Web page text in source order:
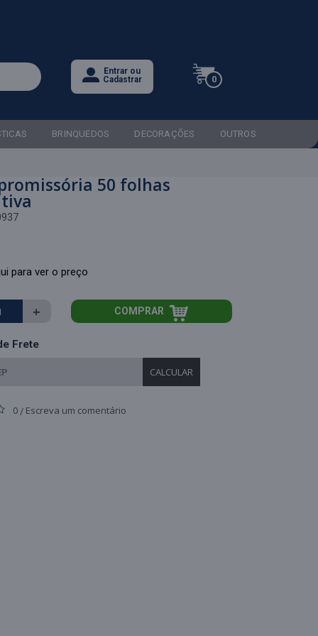
Entrar ou
Cadastrar
0
BRINQUEDOS DECORAÇÕES OUTROS
50 folhas
para ver o preço
+ COMPRAR
Frete
CALCULAR
0 / Escreva um comentário